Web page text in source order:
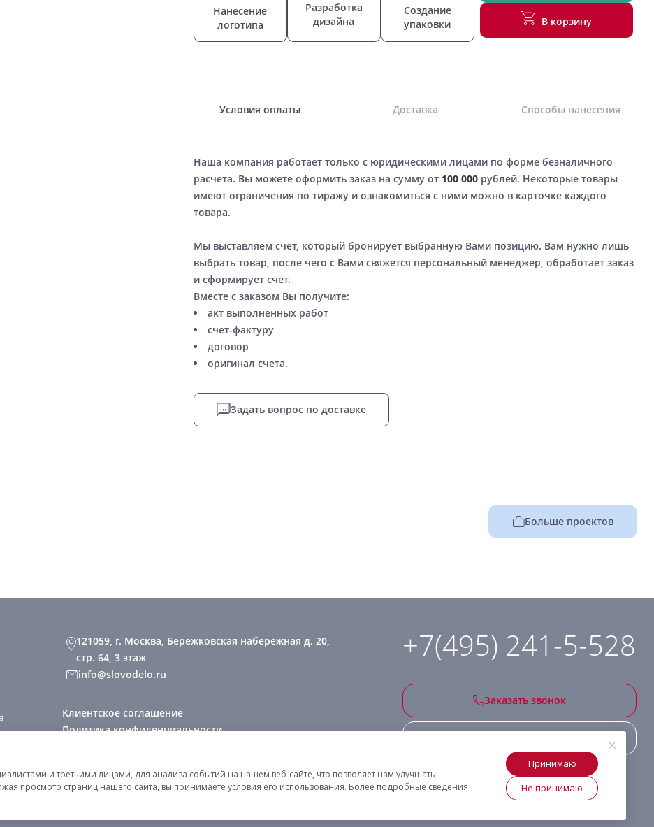
Нанесение
логотипа
Разработка
дизайна
Создание
упаковки
В корзину
Условия оплаты Доставка Способы нанесения
Наша компания работает только с юридическими лицами по форме безналичного
расчета. Вы можете оформить заказ на сумму от 100 000рублей. Некоторые товары
имеют ограничения по тиражу и ознакомиться с ними можно в карточке каждого
товара.
Мы выставляем счет, который бронирует выбранную Вами позицию. Вам нужно лишь
выбрать товар, после чего с Вами свяжется персональный менеджер, обработает заказ
и сформирует счет.
Вместе с заказом Вы получите:
акт выполненных работ
счет-фактуру
договор
оригинал счета.
Задать вопрос по доставке
Больше проектов
121059, г. Москва, Бережковская набережная д. 20,
стр. 64, 3 этаж
info@slovodelo.ru
+7(495) 241-5-528
Заказать звонок
Клиентское соглашение
Политика конфиденциальности
и третьими лицами, для анализа событий на нашем веб-сайте, что позволяет нам улучшать
просмотр страниц нашего сайта, вы принимаете условия его использования. Более подробные сведения
Принимаю
Не принимаю